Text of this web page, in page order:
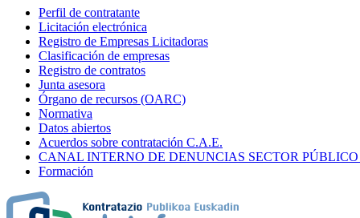
Perfil de contratante
Licitación electrónica
Registro de Empresas Licitadoras
Clasificación de empresas
Registro de contratos
Junta asesora
Órgano de recursos (OARC)
Normativa
Datos abiertos
Acuerdos sobre contratación C.A.E.
CANAL INTERNO DE DENUNCIAS SECTOR
Formación